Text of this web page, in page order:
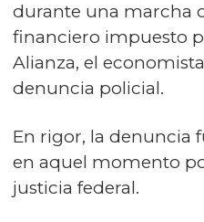
durante una marcha
financiero impuesto
Alianza, el
denuncia policial.
En rigor, la denuncia
en aquel momento
justicia federal.